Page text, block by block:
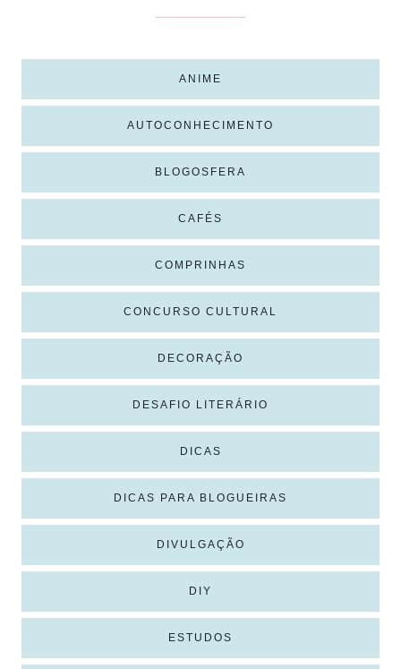
ANIME
AUTOCONHECIMENTO
BLOGOSFERA
CAFÉS
COMPRINHAS
CONCURSO CULTURAL
DECORAÇÃO
DESAFIO LITERÁRIO
DICAS
DICAS PARA BLOGUEIRAS
DIVULGAÇÃO
DIY
ESTUDOS